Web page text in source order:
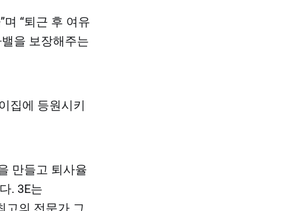
“퇴근 후 여유
을 보장해주는
집에 등원시키
만들고 퇴사율
. 3E는